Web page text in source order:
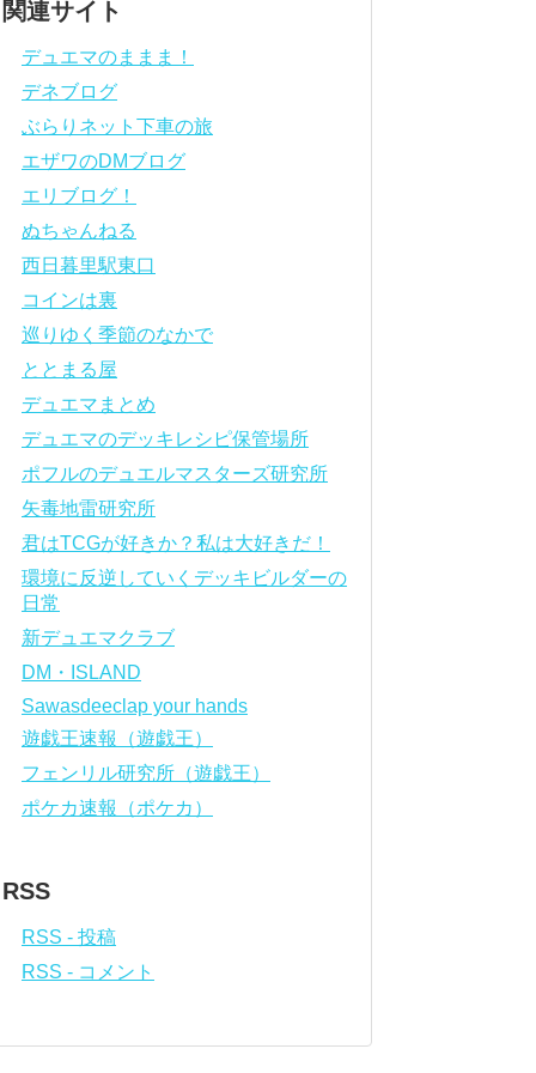
関連サイト
デュエマのままま！
デネブログ
ぶらりネット下車の旅
エザワのDMブログ
エリブログ！
ぬちゃんねる
西日暮里駅東口
コインは裏
巡りゆく季節のなかで
ととまる屋
デュエマまとめ
デュエマのデッキレシピ保管場所
ポフルのデュエルマスターズ研究所
矢毒地雷研究所
君はTCGが好きか？私は大好きだ！
環境に反逆していくデッキビルダーの
日常
新デュエマクラブ
DM・ISLAND
Sawasdeeclap your hands
遊戯王速報（遊戯王）
フェンリル研究所（遊戯王）
ポケカ速報（ポケカ）
RSS
RSS - 投稿
RSS - コメント